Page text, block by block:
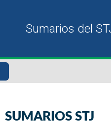
SUMARIOS STJ